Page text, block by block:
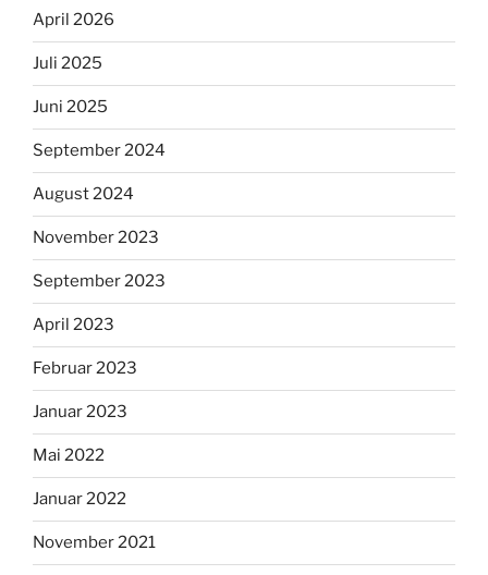
April 2026
Juli 2025
Juni 2025
September 2024
August 2024
November 2023
September 2023
April 2023
Februar 2023
Januar 2023
Mai 2022
Januar 2022
November 2021